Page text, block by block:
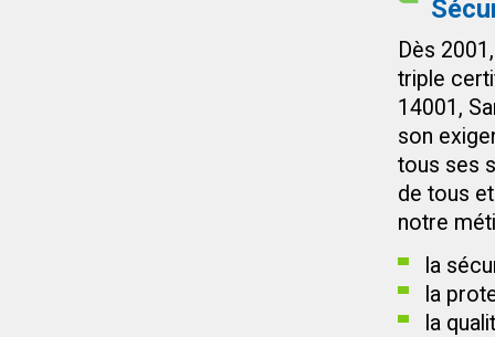
Dès
triple
14001,
son
tous ses
de tous
notre
la
la
la